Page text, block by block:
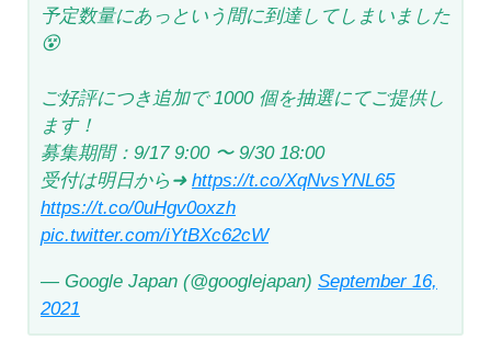
予定数量にあっという間に到達してしまいました
😵
ご好評につき追加で 1000 個を抽選にてご提供し
ます！
募集期間：9/17 9:00 〜 9/30 18:00
受付は明日から➜ https://t.co/XqNvsYNL65
https://t.co/0uHgv0oxzh
pic.twitter.com/iYtBXc62cW
— Google Japan (@googlejapan) September 16,
2021